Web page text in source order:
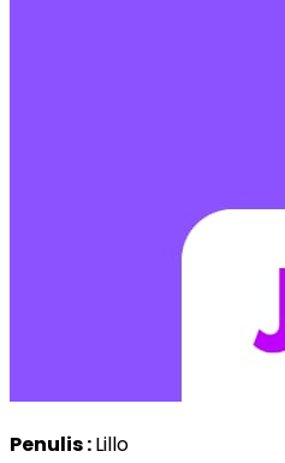
Penulis :Lillo